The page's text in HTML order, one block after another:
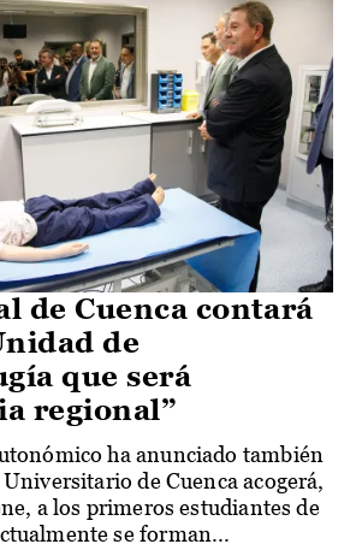
de Cuenca contará
de
que será
regional”
ha anunciado también
de Cuenca acogerá,
a los primeros estudiantes de
se forman...